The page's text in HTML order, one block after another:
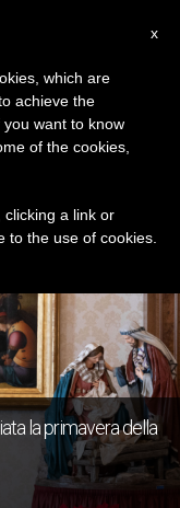
la primavera della
x
which are
achieve the
want to know
of the cookies,
clicking a link or
to the use of cookies.